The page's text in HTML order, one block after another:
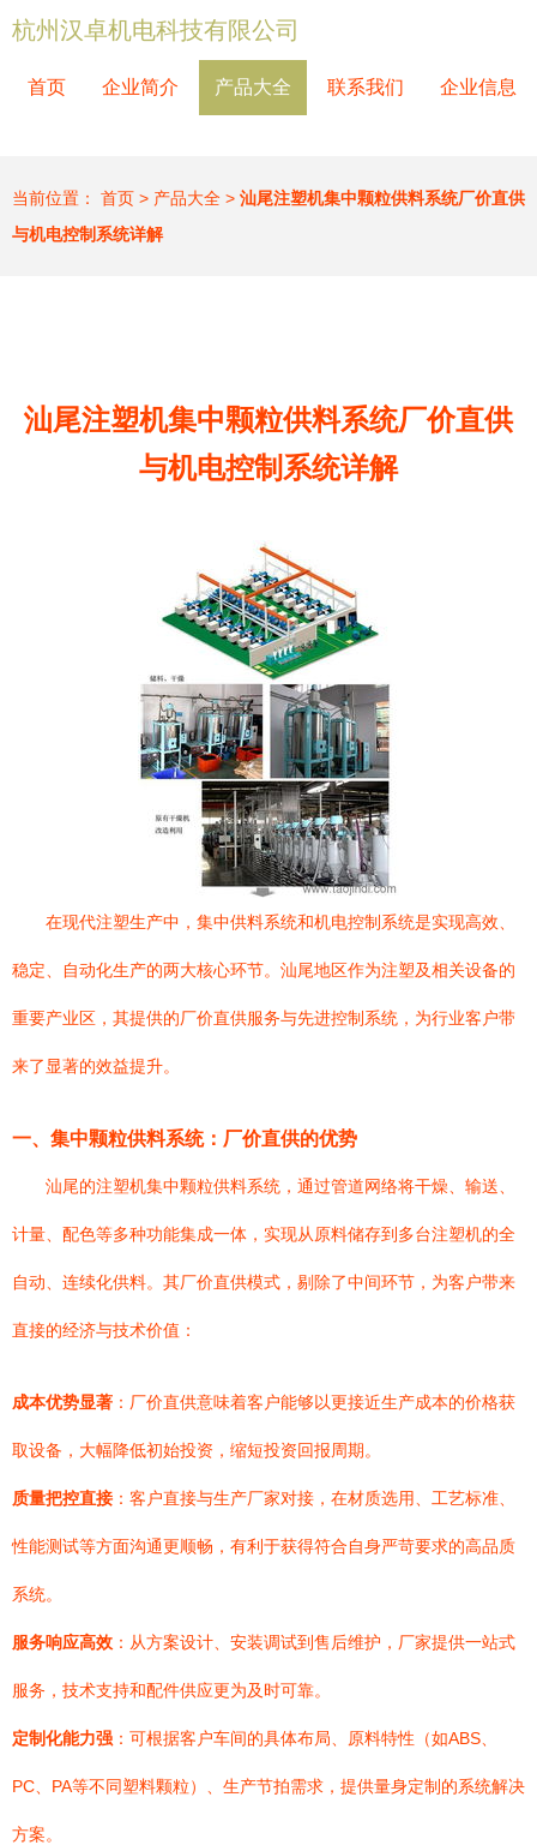
杭州汉卓机电科技有限公司
首页 企业简介 产品大全 联系我们 企业信息
当前位置： 首页 > 产品大全 > 汕尾注塑机集中颗粒供料系统厂价直供
与机电控制系统详解
汕尾注塑机集中颗粒供料系统厂价直供
与机电控制系统详解
在现代注塑生产中，集中供料系统和机电控制系统是实现高效、
稳定、自动化生产的两大核心环节。汕尾地区作为注塑及相关设备的
重要产业区，其提供的厂价直供服务与先进控制系统，为行业客户带
来了显著的效益提升。
一、集中颗粒供料系统：厂价直供的优势
汕尾的注塑机集中颗粒供料系统，通过管道网络将干燥、输送、
计量、配色等多种功能集成一体，实现从原料储存到多台注塑机的全
自动、连续化供料。其厂价直供模式，剔除了中间环节，为客户带来
直接的经济与技术价值：
成本优势显著 ：厂价直供意味着客户能够以更接近生产成本的价格获
取设备，大幅降低初始投资，缩短投资回报周期。
质量把控直接 ：客户直接与生产厂家对接，在材质选用、工艺标准、
性能测试等方面沟通更顺畅，有利于获得符合自身严苛要求的高品质
系统。
服务响应高效 ：从方案设计、安装调试到售后维护，厂家提供一站式
服务，技术支持和配件供应更为及时可靠。
定制化能力强 ：可根据客户车间的具体布局、原料特性（如ABS、
PC、PA等不同塑料颗粒）、生产节拍需求，提供量身定制的系统解决
方案。